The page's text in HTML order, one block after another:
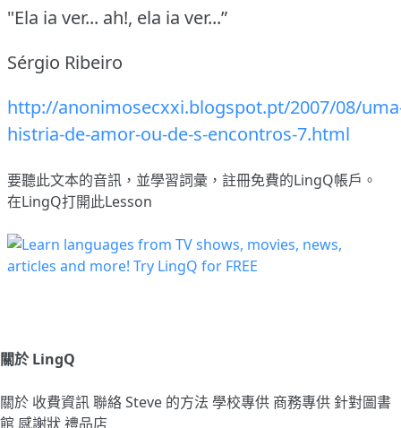
"Ela ia ver... ah!, ela ia ver...”
Sérgio Ribeiro
http://anonimosecxxi.blogspot.pt/2007/08/
histria-de-amor-ou-de-s-encontros-7.html
要聽此文本的音訊，並學習詞彙， 註冊免費的LingQ帳戶。
在LingQ打開此Lesson
關於 LingQ
關於 收費資訊聯絡Steve 的方法 學校專供 商務專供 針對圖書
館 感謝狀禮品店